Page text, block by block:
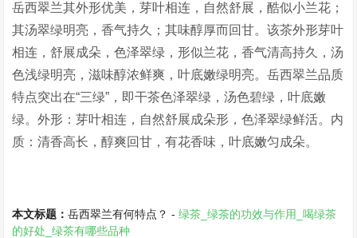
岳西翠兰其外形优美，芽叶相连，自然舒展，酷似小兰花；
其汤翠绿明亮，香气持久；其味醇厚而回甘。该茶外形芽叶
相连，舒展成朵，色泽翠绿，形似兰花，香气清高持久，汤
色浅绿明亮，滋味醇浓鲜爽，叶底嫩绿明亮。岳西翠兰品质
特点突出在“三绿”，即干茶色泽翠绿，汤色碧绿，叶底嫩
绿。外形：芽叶相连，自然舒展成朵形，色泽翠绿鲜活。内
质：清香高长，醇爽回甘，有花香味，叶底嫩匀成朵。
本文标题：岳西翠兰有何特点？ -绿茶_绿茶的功效与作用_喝绿茶
的好处_绿茶有哪些品种